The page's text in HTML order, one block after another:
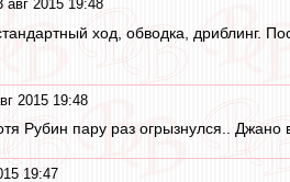
авг 2015 19:48
ход, обводка, дриблинг.
2015 19:48
Рубин пару раз огрызнулся..
19:47